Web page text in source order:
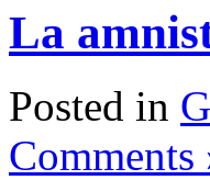
La
Posted in
Comments